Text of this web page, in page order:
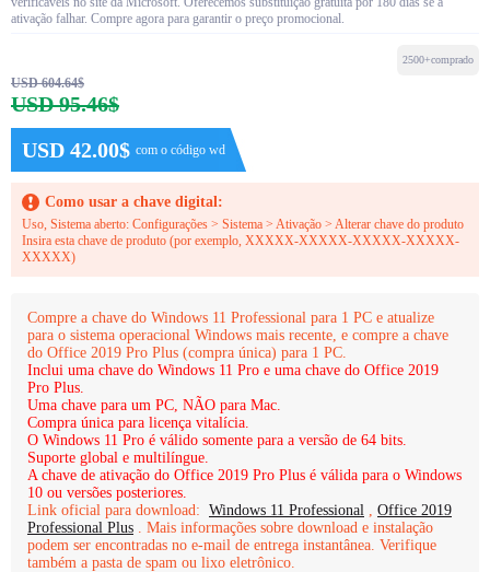
ativação falhar. Compre agora para garantir o preço promocional.
USD 604.64$
USD 95.46$
USD 42.00$ com o código wd
2500+comprado
Como usar a chave digital:
Uso, Sistema aberto: Configurações > Sistema > Ativação > Alterar chave do produto
Insira esta chave de produto (por exemplo, XXXXX-XXXXX-XXXXX-XXXXX-
XXXXX)
Compre a chave do Windows 11 Professional para 1 PC e atualize
para o sistema operacional Windows mais recente, e compre a chave
do Office 2019 Pro Plus (compra única) para 1 PC.
Inclui uma chave do Windows 11 Pro e uma chave do Office 2019
Pro Plus.
Uma chave para um PC, NÃO para Mac.
Compra única para licença vitalícia.
O Windows 11 Pro é válido somente para a versão de 64 bits.
Suporte global e multilíngue.
A chave de ativação do Office 2019 Pro Plus é válida para o Windows
10 ou versões posteriores.
Link oficial para download: Windows 11 Professional , Office 2019
Professional Plus . Mais informações sobre download e instalação
podem ser encontradas no e-mail de entrega instantânea. Verifique
também a pasta de spam ou lixo eletrônico.